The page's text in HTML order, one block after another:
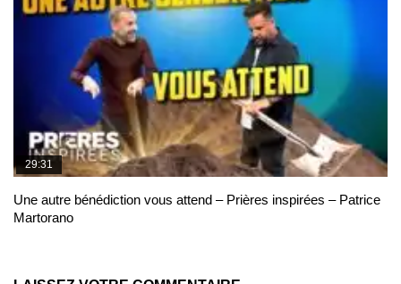
29:31
Une autre bénédiction vous attend – Prières inspirées – Patrice
Martorano